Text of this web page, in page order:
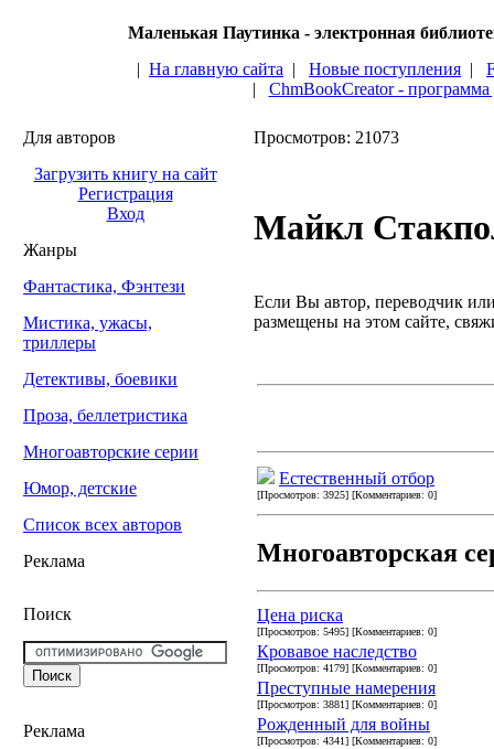
Маленькая Паутинка - электронная
| На главную сайта | Новые поступления |
| ChmBookCreator -
Для авторов
Загрузить книгу на сайт
Регистрация
Вход
Жанры
Фантастика, Фэнтези
Мистика, ужасы,
триллеры
Детективы, боевики
Проза, беллетристика
Многоавторские серии
Юмор, детские
Список всех авторов
Реклама
Поиск
Реклама
Просмотров: 21073
Майкл
Если Вы автор, переводчик
размещены на этом сайте,
Естественный отбор
[Просмотров: 3925] [Комментариев: 0]
Многоавторская
Цена риска
[Просмотров: 5495] [Комментариев: 0]
Кровавое наследство
[Просмотров: 4179] [Комментариев: 0]
Преступные намерения
[Просмотров: 3881] [Комментариев: 0]
Рожденный для войны
[Просмотров: 4341] [Комментариев: 0]